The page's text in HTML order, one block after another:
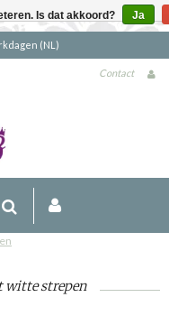
verzending boven €90 (NL)
Contact
witte strepen
Is dat akkoord? Ja